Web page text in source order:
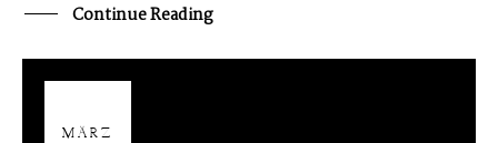
Continue Reading
MÄRZ